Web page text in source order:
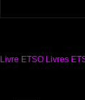
Livre ETSO Livres